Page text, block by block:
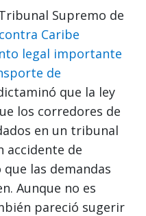
Supremo de
Caribe
legal importante
de
que la ley
los corredores de
en un tribunal
accidente de
las demandas
Aunque no es
pareció sugerir